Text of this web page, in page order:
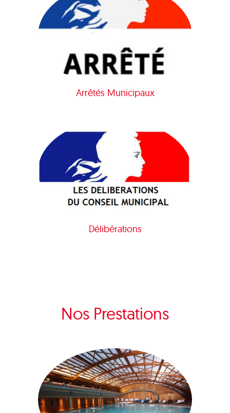
Arrêtés Municipaux
Délibérations
Nos Prestations